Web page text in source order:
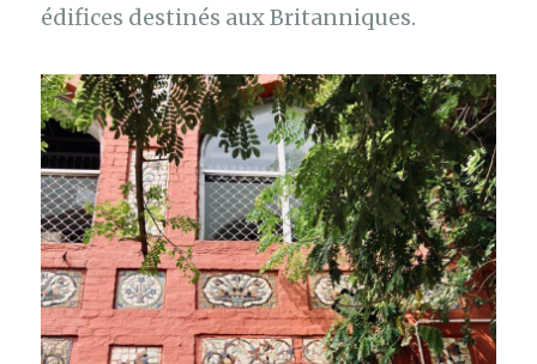
édifices destinés aux Britanniques.